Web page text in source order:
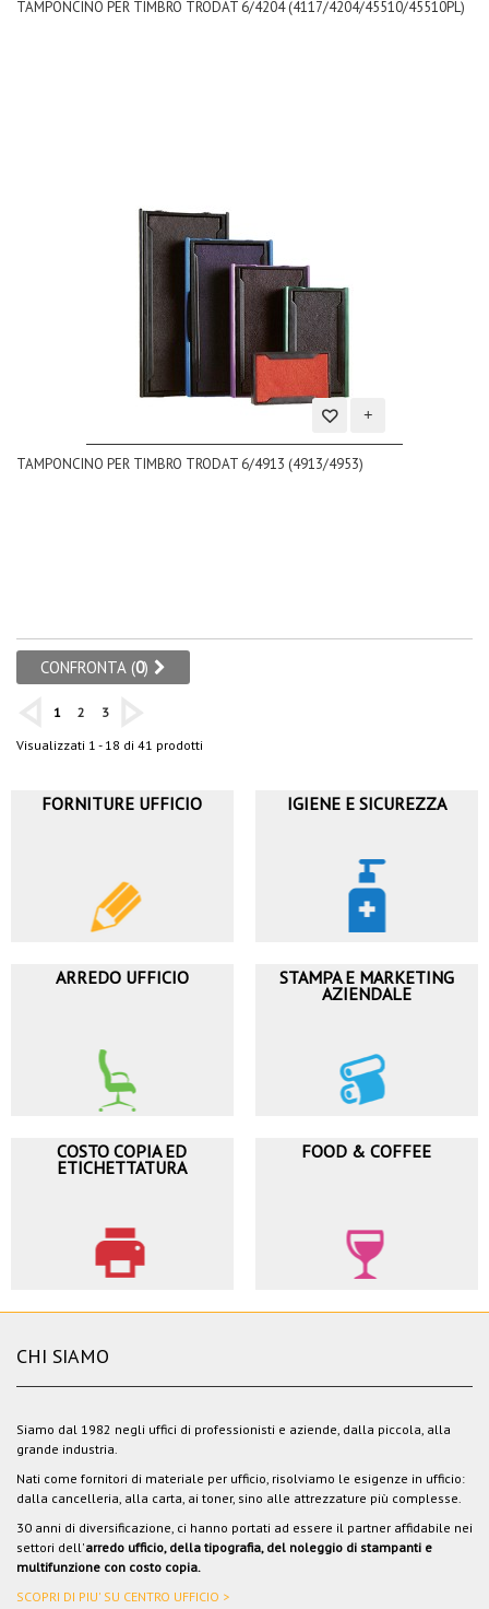
alla
TAMPONCINO PER TIMBRO TRODAT 6/4204 (4117/4204/45510/45510PL)
Aggiungi
alla
TAMPONCINO PER TIMBRO TRODAT 6/4913 (4913/4953)
CONFRONTA (0)
1 2
3
Visualizzati 1 - 18 di 41 prodotti
FORNITURE UFFICIO IGIENE E SICUREZZA
ARREDO UFFICIO STAMPA E MARKETING
AZIENDALE
COSTO COPIA ED
ETICHETTATURA
FOOD & COFFEE
CHI SIAMO
Siamo dal 1982 negli uffici di professionisti e aziende, dalla piccola, alla
grande industria.
Nati come fornitori di materiale per ufficio, risolviamo le esigenze in ufficio:
dalla cancelleria, alla carta, ai toner, sino alle attrezzature più complesse.
30 anni di diversificazione, ci hanno portati ad essere il partner affidabile nei
settori dell'arredo ufficio, della tipografia, del noleggio di stampanti e
multifunzione con costo copia.
SCOPRI DI PIU' SU CENTRO UFFICIO >